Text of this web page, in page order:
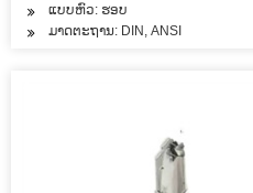
ແບບຫົວ: ຮອບ
ມາດຕະຖານ: DIN, ANSI